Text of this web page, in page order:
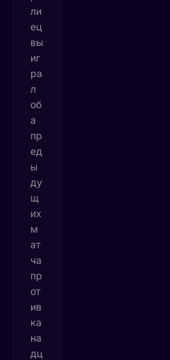
ли
ец
вы
иг
ра
л
об
а
пр
ед
ы
ду
щ
их
м
ат
ча
пр
от
ив
ка
на
дц